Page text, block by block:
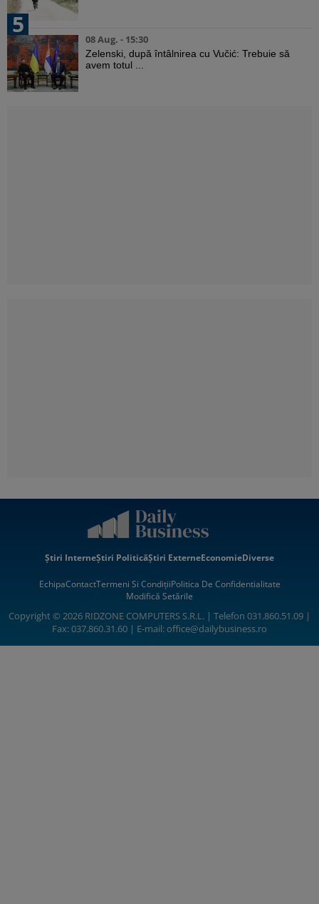
5
08 Aug. - 15:30
Zelenski, după întâlnirea cu Vučić: Trebuie să
avem totul ...
Știri InterneȘtiri PoliticăȘtiri ExterneEconomieDiverse
EchipaContactTermeni Si CondițiiPolitica De Confidentialitate
Modifică Setările
Copyright © 2026 RIDZONE COMPUTERS S.R.L. | Telefon 031.860.51.09 |
Fax: 037.860.31.60 | E-mail:office@dailybusiness.ro